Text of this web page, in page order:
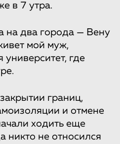
в 7 утра.
на два города — Вену
мой муж,
университет, где
границ,
и отмене
ходить еще
никто не относился